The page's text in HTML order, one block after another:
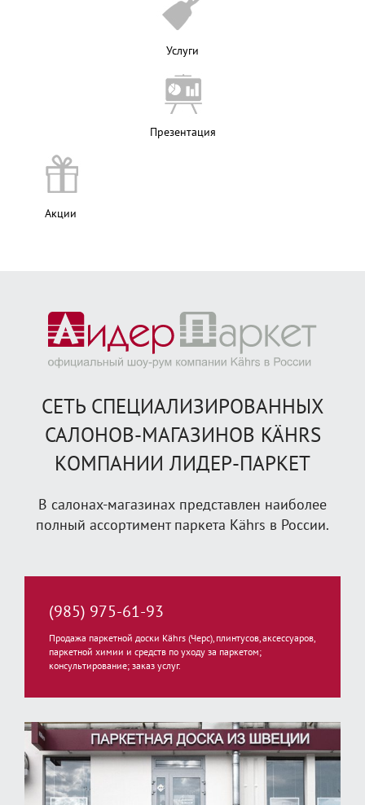
Услуги
Презентация
Акции
СЕТЬ СПЕЦИАЛИЗИРОВАННЫХ
САЛОНОВ-МАГАЗИНОВ KÄHRS
КОМПАНИИ ЛИДЕР-ПАРКЕТ
В салонах-магазинах представлен наиболее
полный ассортимент паркета Kährs в России.
(985) 975-61-93
Продажа паркетной доски Kährs (Черс), плинтусов, аксессуаров,
паркетной химии и средств по уходу за паркетом;
консультирование; заказ услуг.